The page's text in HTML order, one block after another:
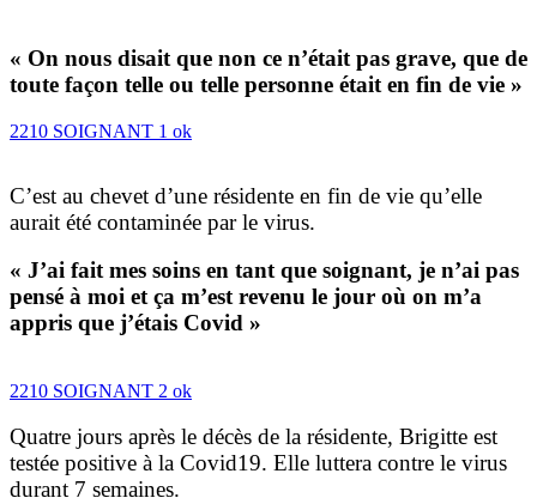
« On nous disait que non ce n’était pas grave, que de
toute façon telle ou telle personne était en fin de vie »
2210 SOIGNANT 1 ok
C’est au chevet d’une résidente en fin de vie qu’elle
aurait été contaminée par le virus.
« J’ai fait mes soins en tant que soignant, je n’ai pas
pensé à moi et ça m’est revenu le jour où on m’a
appris que j’étais Covid »
2210 SOIGNANT 2 ok
Quatre jours après le décès de la résidente, Brigitte est
testée positive à la Covid19. Elle luttera contre le virus
durant 7 semaines.